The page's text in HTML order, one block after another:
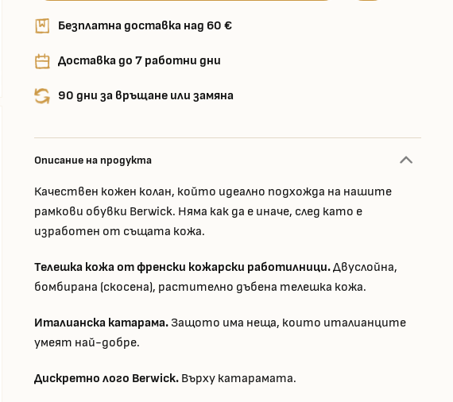
Безплатна доставка над 60 €
Доставка до 7 работни дни
90 дни за връщане или замяна
Описание на продукта
Качествен кожен колан, който идеално подхожда на нашите
рамкови обувки Berwick. Няма как да е иначе, след като е
изработен от същата кожа.
Телешка кожа от френски кожарски работилници.Двуслойна,
бомбирана (скосена), растително дъбена телешка кожа.
Италианска катарама. Защото има неща, които италианците
умеят най-добре.
Дискретно лого Berwick. Върху катарамата.